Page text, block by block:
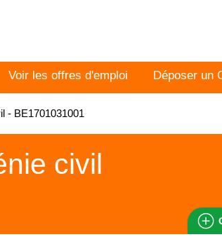
Voir les offres d'emploi Déposer un
- BE1701031001
civil